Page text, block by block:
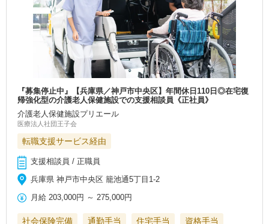
『募集停止中』【兵庫県／神戸市中央区】年間休日110日◎在宅復
帰強化型の介護老人保健施設での支援相談員《正社員》
介護老人保健施設プリエール
医療法人社団王子会
転職支援サービス経由
支援相談員 / 正職員
兵庫県 神戸市中央区 籠池通5丁目1-2
月給 203,000円 ～ 275,000円
社会保険完備 通勤手当 住宅手当 資格手当